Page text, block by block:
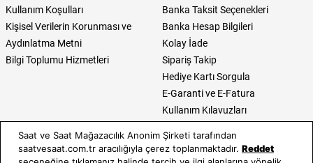
Kullanım Koşulları
Kişisel Verilerin Korunması ve
Aydınlatma Metni
Bilgi Toplumu Hizmetleri
Banka Taksit Seçenekleri
Banka Hesap Bilgileri
Kolay İade
Sipariş Takip
Hediye Kartı Sorgula
E-Garanti ve E-Fatura
Kullanım Kılavuzları
Saat ve Saat Kategoriler
Saat ve Saat Mağazacılık Anonim Şirketi tarafından
saatvesaat.com.tr aracılığıyla çerez toplanmaktadır. Reddet